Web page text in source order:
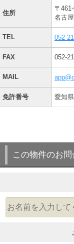
住所
〒
名古
TEL 052-
FAX 052-
MAIL
免許番号 愛知
この物件のお問